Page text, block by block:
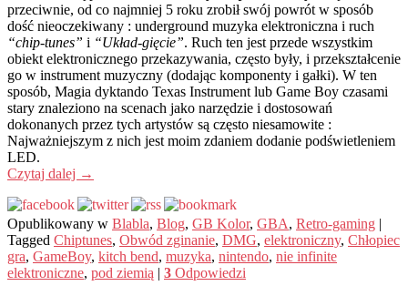
przeciwnie, od co najmniej 5 roku zrobił swój powrót w sposób
dość nieoczekiwany : underground muzyka elektroniczna i ruch
“chip-tunes” i “Układ-gięcie”. Ruch ten jest przede wszystkim
obiekt elektronicznego przekazywania, często były, i przekształcenie
go w instrument muzyczny (dodając komponenty i gałki). W ten
sposób, Magia dyktando Texas Instrument lub Game Boy czasami
stary znaleziono na scenach jako narzędzie i dostosowań
dokonanych przez tych artystów są często niesamowite :
Najważniejszym z nich jest moim zdaniem dodanie podświetleniem
LED.
Czytaj dalej →
Opublikowany w Blabla, Blog, GB Kolor, GBA, Retro-gaming |
Tagged Chiptunes, Obwód zginanie, DMG, elektroniczny, Chłopiec
gra, GameBoy, kitch bend, muzyka, nintendo, nie infinite
elektroniczne, pod ziemią | 3 Odpowiedzi